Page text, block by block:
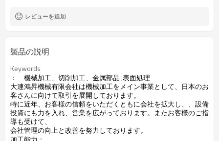
過程 レビューを追加
製品の説明
Keywords
： 機械加工、切削加工、金属部品 ,表面処理
大連鴻昇機械有限会社は機械加工をメイン事業として、日本のお
客さんに向けて取引を展開しております。
特に近年、お客様の信頼をいただくともに会社を拡大し、 、設備
投資にも力を入れ、 営業を広がっております。またお客様のご指
導も受けて、
会社管理の向上と改善を努力 しております。